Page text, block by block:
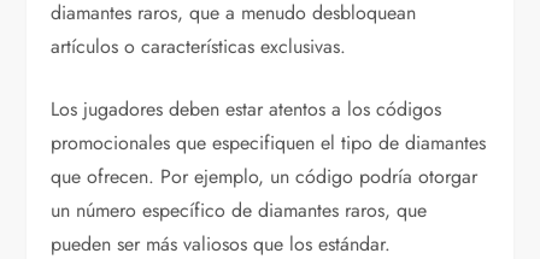
diamantes raros, que a menudo desbloquean
artículos o características exclusivas.
Los jugadores deben estar atentos a los códigos
promocionales que especifiquen el tipo de diamantes
que ofrecen. Por ejemplo, un código podría otorgar
un número específico de diamantes raros, que
pueden ser más valiosos que los estándar.